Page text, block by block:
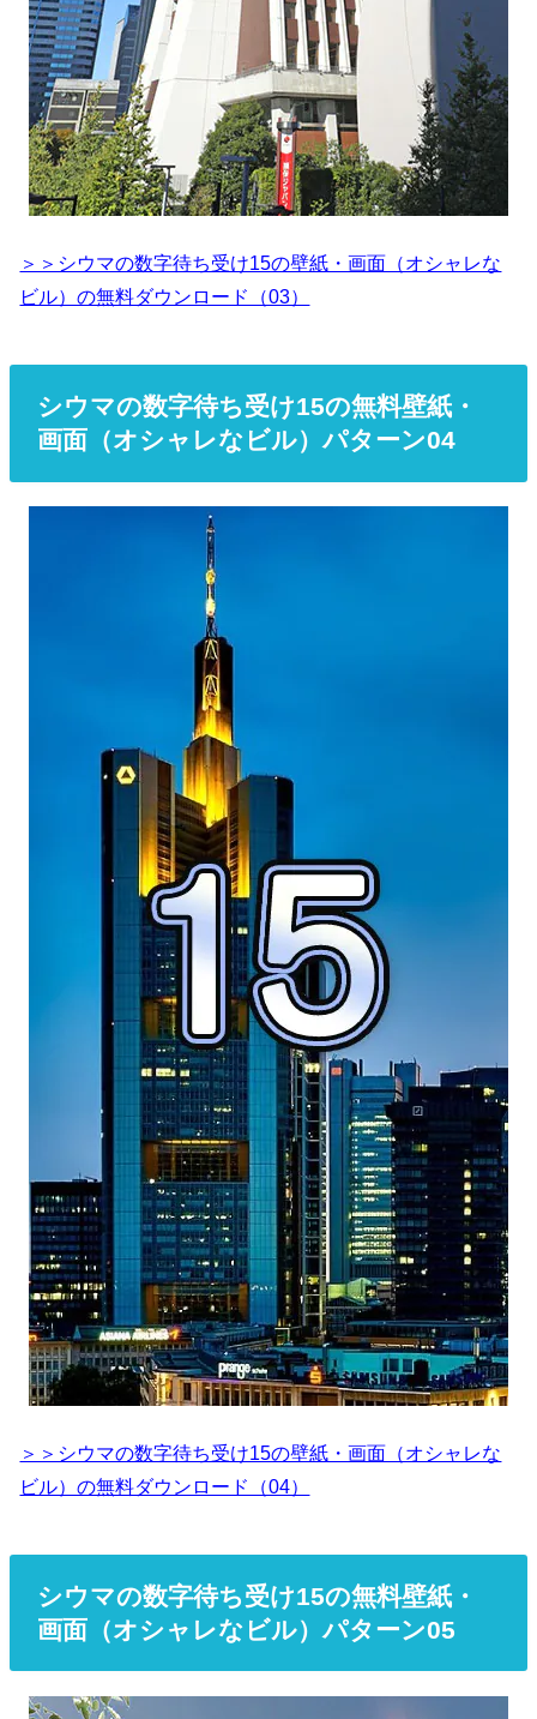
＞＞シウマの数字待ち受け15の壁紙・画面（オシャレな
ビル）の無料ダウンロード（03）
シウマの数字待ち受け15の無料壁紙・
画面（オシャレなビル）パターン04
＞＞シウマの数字待ち受け15の壁紙・画面（オシャレな
ビル）の無料ダウンロード（04）
シウマの数字待ち受け15の無料壁紙・
画面（オシャレなビル）パターン05